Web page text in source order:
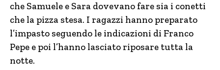
che Samuele e Sara dovevano fare sia i conetti
che la pizza stesa. I ragazzi hanno preparato
l’impasto seguendo le indicazioni di Franco
Pepe e poi l’hanno lasciato riposare tutta la
notte.